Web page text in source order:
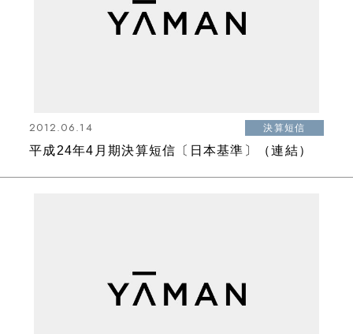
2012.06.14 決算短信
平成24年4月期決算短信〔日本基準〕（連結）